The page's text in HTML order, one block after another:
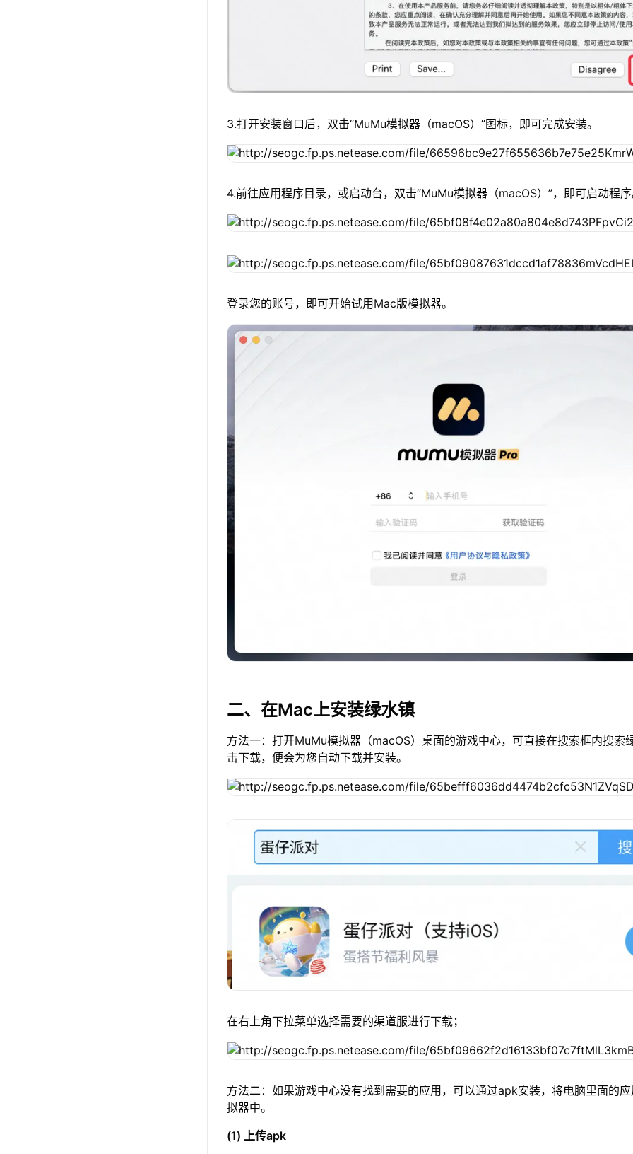
3.打开安装窗口后，双击“MuMu模拟器（macOS）”图标，即可完成安装。
4.前往应用程序目录，或启动台，双击“MuMu模拟器（macOS）”，即可启动程
登录您的账号，即可开始试用Mac版模拟器。
二、在Mac上安装绿水镇
方法一：打开MuMu模拟器（macOS）桌面的游戏中心，可直接在搜索框内搜索
击下载，便会为您自动下载并安装。
在右上角下拉菜单选择需要的渠道服进行下载；
方法二：如果游戏中心没有找到需要的应用，可以通过apk安装，将电脑里面的
拟器中。
(1) 上传apk